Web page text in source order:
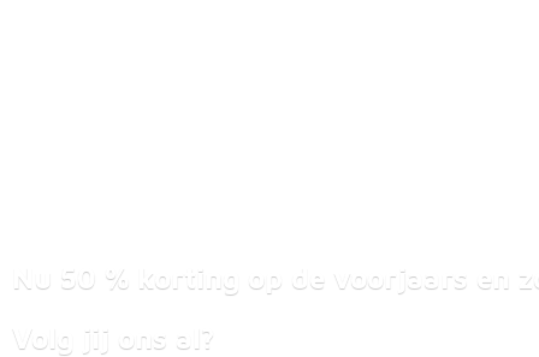
Nu 50 % korting op de voorjaars en
Volg jij ons al?